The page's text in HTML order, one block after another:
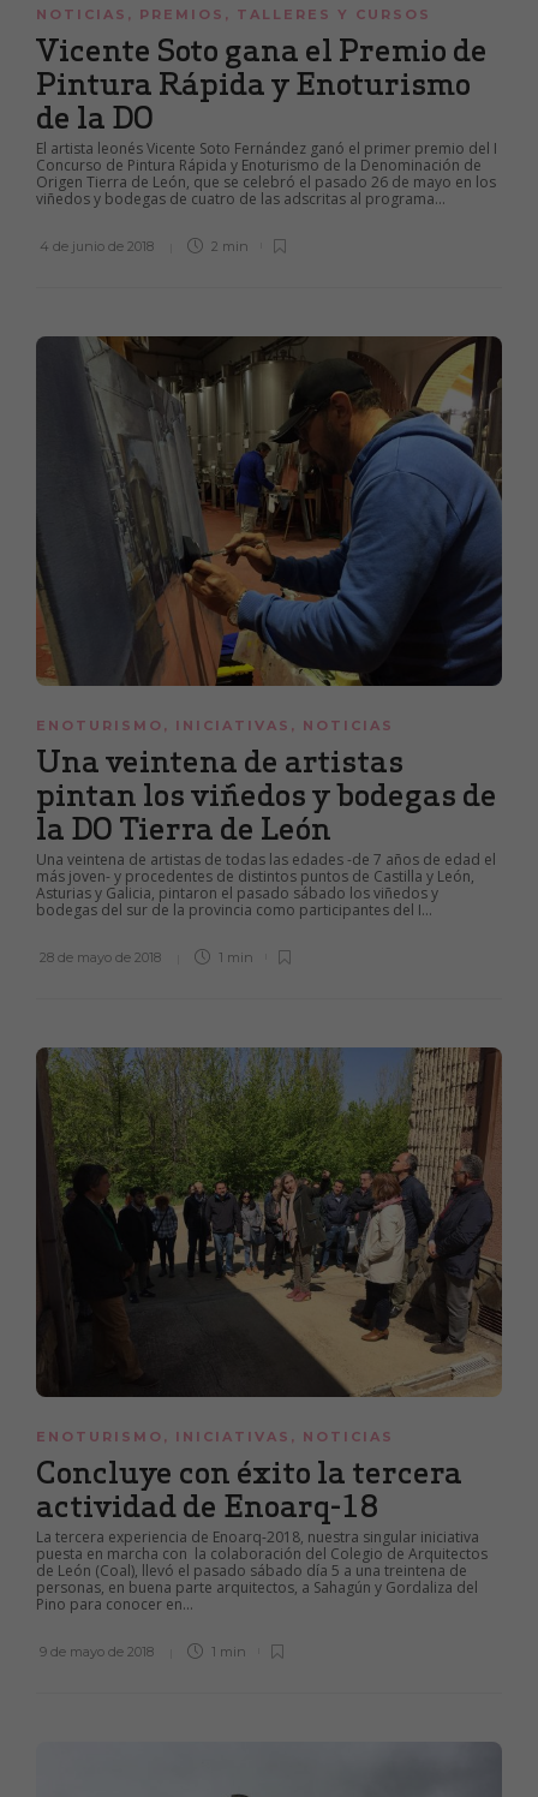
NOTICIAS , PREMIOS , TALLERES Y CURSOS
Vicente Soto gana el Premio de
Pintura Rápida y Enoturismo
de la DO
El artista leonés Vicente Soto Fernández ganó el primer premio del I
Concurso de Pintura Rápida y Enoturismo de la Denominación de
Origen Tierra de León, que se celebró el pasado 26 de mayo en los
viñedos y bodegas de cuatro de las adscritas al programa...
4 de junio de 2018 2 min
ENOTURISMO , INICIATIVAS , NOTICIAS
Una veintena de artistas
pintan los viñedos y bodegas de
la DO Tierra de León
Una veintena de artistas de todas las edades -de 7 años de edad el
más joven- y procedentes de distintos puntos de Castilla y León,
Asturias y Galicia, pintaron el pasado sábado los viñedos y
bodegas del sur de la provincia como participantes del I...
28 de mayo de 2018 1 min
ENOTURISMO , INICIATIVAS , NOTICIAS
Concluye con éxito la tercera
actividad de Enoarq-18
La tercera experiencia de Enoarq-2018, nuestra singular iniciativa
puesta en marcha con la colaboración del Colegio de Arquitectos
de León (Coal), llevó el pasado sábado día 5 a una treintena de
personas, en buena parte arquitectos, a Sahagún y Gordaliza del
Pino para conocer en...
9 de mayo de 2018 1 min